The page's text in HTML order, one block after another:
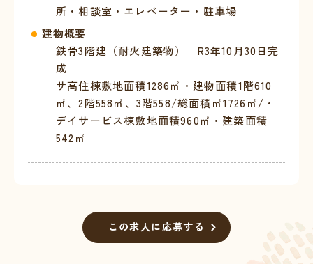
所・相談室・エレベーター・駐車場
建物概要
鉄骨3階建（耐火建築物） R3年10月30日完
成
サ高住棟敷地面積1286㎡・建物面積1階610
㎡、2階558㎡、3階558/総面積㎡1726㎡/・
デイサービス棟敷地面積960㎡・建築面積
542㎡
この求人に応募する